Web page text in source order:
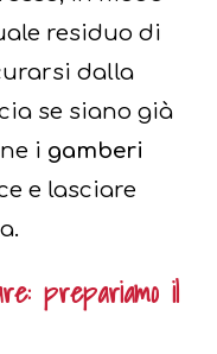
residuo di
dalla
se siano già
i gamberi
e lasciare
prepariamo il